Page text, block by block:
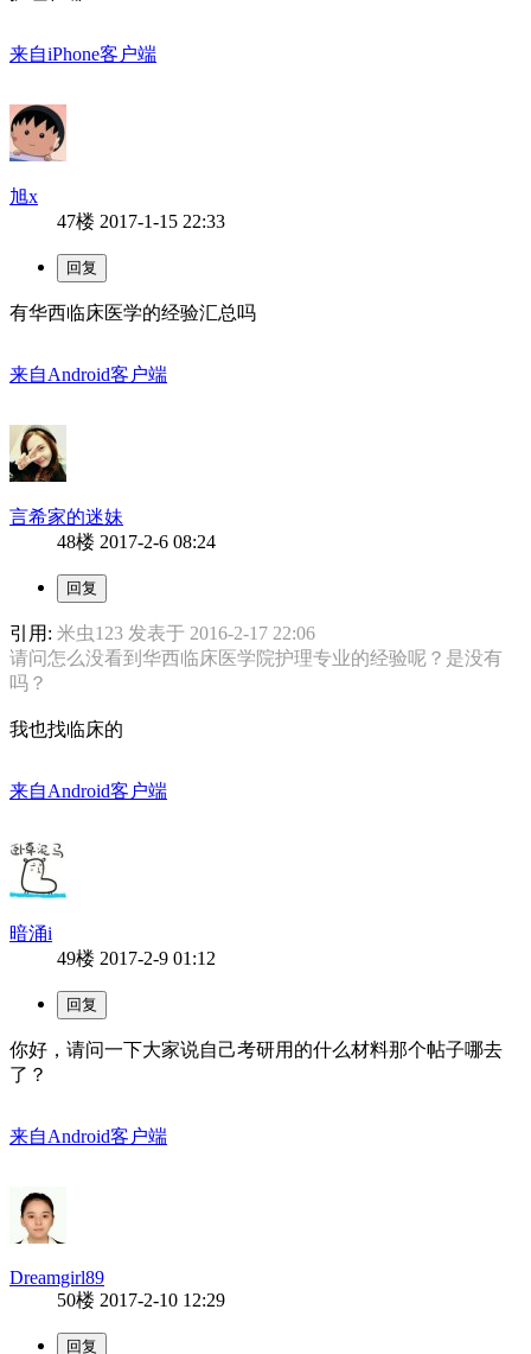
来自iPhone客户端
旭x
47楼 2017-1-15 22:33
有华西临床医学的经验汇总吗
来自Android客户端
言希家的迷妹
48楼 2017-2-6 08:24
引用: 米虫123 发表于 2016-2-17 22:06
请问怎么没看到华西临床医学院护理专业的经验呢？是没有
吗？
我也找临床的
来自Android客户端
暗涌i
49楼 2017-2-9 01:12
你好，请问一下大家说自己考研用的什么材料那个帖子哪去
了？
来自Android客户端
Dreamgirl89
50楼 2017-2-10 12:29